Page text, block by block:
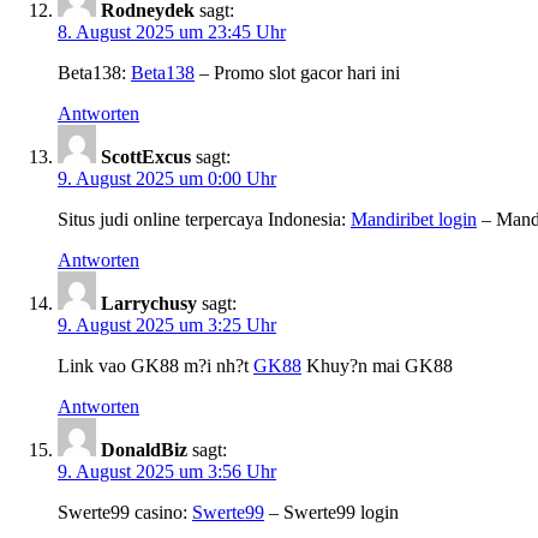
Rodneydek sagt:
8. August 2025 um 23:45 Uhr
Beta138: Beta138 – Promo slot gacor hari ini
Antworten
ScottExcus sagt:
9. August 2025 um 0:00 Uhr
Situs judi online terpercaya Indonesia: Mandiribet login –
Antworten
Larrychusy sagt:
9. August 2025 um 3:25 Uhr
Link vao GK88 m?i nh?t GK88 Khuy?n mai GK88
Antworten
DonaldBiz sagt:
9. August 2025 um 3:56 Uhr
Swerte99 casino: Swerte99 – Swerte99 login